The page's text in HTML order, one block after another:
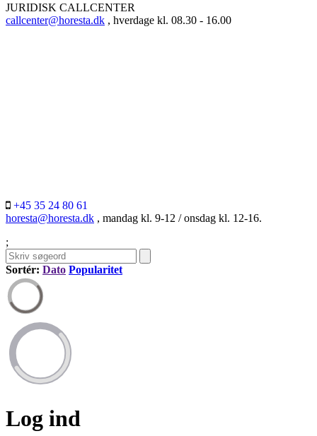
JURIDISK CALLCENTER
callcenter@horesta.dk , hverdage kl. 08.30 - 16.00
+45 35 24 80 61
horesta@horesta.dk , mandag kl. 9-12 / onsdag kl. 12-16.
;
Sortér: Dato Popularitet
Log ind